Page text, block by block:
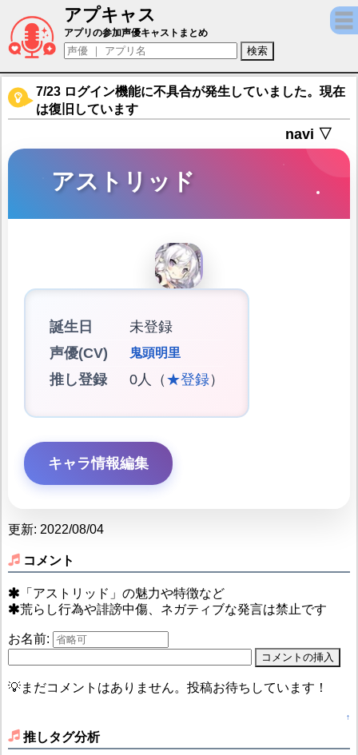
アプキャス
アストリッド（声優：鬼頭明里)【クローバ
アプリの参加声優キャストまとめ
7/23 ログイン機能に不具合が発生していました。現在
は復旧しています
navi ▽
アストリッド
誕生日
未登録
声優(CV)
鬼頭明里
推し登録 0人（ ★登録）
キャラ情報編集
更新: 2022/08/04
コメント
「アストリッド」の魅力や特徴など
荒らし行為や誹謗中傷、ネガティブな発言は禁止です
お名前:
💡まだコメントはありません。投稿お待ちしています！
↑
推しタグ分析